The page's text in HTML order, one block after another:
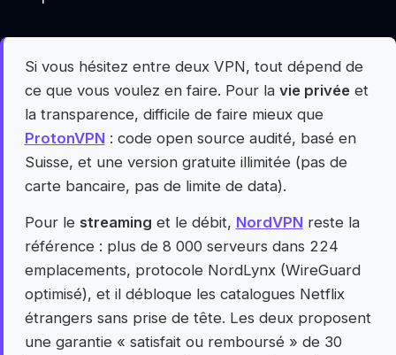
Si vous hésitez entre deux VPN, tout dépend de
ce que vous voulez en faire. Pour la vie privéeet
la transparence, difficile de faire mieux que
ProtonVPN: code open source audité, basé en
Suisse, et une version gratuite illimitée (pas de
carte bancaire, pas de limite de data).
Pour le streaming et le débit, NordVPNreste la
référence : plus de 8 000 serveurs dans 224
emplacements, protocole NordLynx (WireGuard
optimisé), et il débloque les catalogues Netflix
étrangers sans prise de tête. Les deux proposent
une garantie « satisfait ou remboursé » de 30